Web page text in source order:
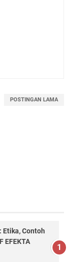
POSTINGAN LAMA
Etika, Contoh
EFEKTA